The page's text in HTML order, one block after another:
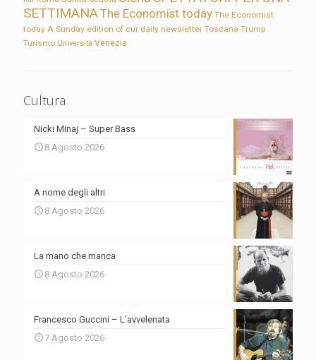
SETTIMANAThe Economist today The Economist
today A Sunday edition of our daily newsletter Toscana Trump
Turismo Università Venezia
Cultura
Nicki Minaj – Super Bass
8 Agosto 2026
A nome degli altri
8 Agosto 2026
La mano che manca
8 Agosto 2026
Francesco Guccini – L’avvelenata
7 Agosto 2026